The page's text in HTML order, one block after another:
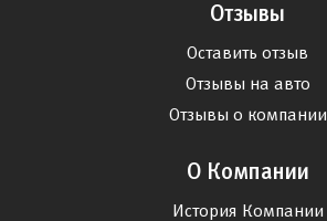
Отзывы
Оставить отзыв
Отзывы на авто
Отзывы о компании
О Компании
История Компании